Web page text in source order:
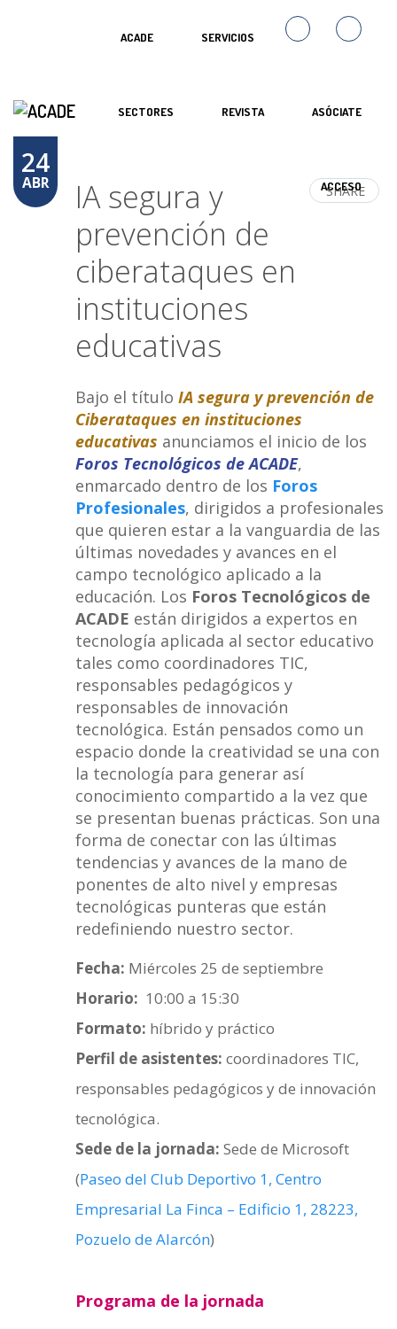
ACADE SERVICIOS
SECTORES REVISTA ASÓCIATE
ACCESO
24
ABR SHARE
IA segura y
prevención de
ciberataques en
instituciones
educativas
Bajo el título IA segura y prevención de
Ciberataques en instituciones
educativas anunciamos el inicio de los
Foros Tecnológicos de ACADE,
enmarcado dentro de los Foros
Profesionales, dirigidos a profesionales
que quieren estar a la vanguardia de las
últimas novedades y avances en el
campo tecnológico aplicado a la
educación. Los Foros Tecnológicos de
ACADE están dirigidos a expertos en
tecnología aplicada al sector educativo
tales como coordinadores TIC,
responsables pedagógicos y
responsables de innovación
tecnológica. Están pensados como un
espacio donde la creatividad se una con
la tecnología para generar así
conocimiento compartido a la vez que
se presentan buenas prácticas. Son una
forma de conectar con las últimas
tendencias y avances de la mano de
ponentes de alto nivel y empresas
tecnológicas punteras que están
redefiniendo nuestro sector.
Fecha: Miércoles 25 de septiembre
Horario: 10:00 a 15:30
Formato: híbrido y práctico
Perfil de asistentes: coordinadores TIC,
responsables pedagógicos y de innovación
tecnológica.
Sede de la jornada: Sede de Microsoft
(Paseo del Club Deportivo 1, Centro
Empresarial La Finca – Edificio 1, 28223,
Pozuelo de Alarcón)
Programa de la jornada